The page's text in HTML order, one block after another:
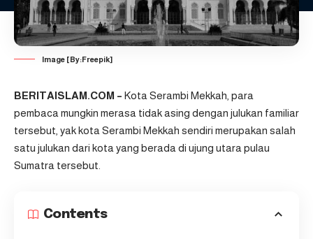
Image [By:Freepik]
BERITAISLAM.COM – Kota Serambi Mekkah, para
pembaca mungkin merasa tidak asing dengan julukan familiar
tersebut, yak kota Serambi Mekkah sendiri merupakan salah
satu julukan dari kota yang berada di ujung utara pulau
Sumatra tersebut.
Contents